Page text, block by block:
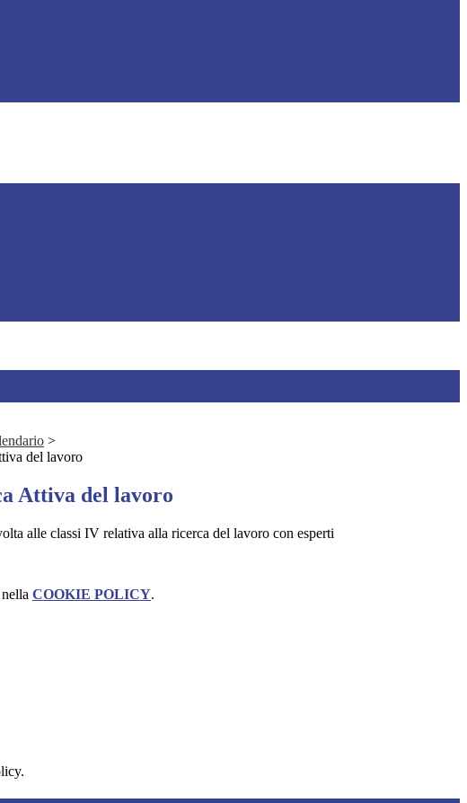
>
del lavoro
Attiva del lavoro
alle classi IV relativa alla ricerca del lavoro con esperti
COOKIE POLICY.